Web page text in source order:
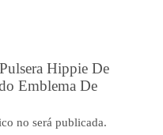
Hippie De
Emblema De
no será publicada.